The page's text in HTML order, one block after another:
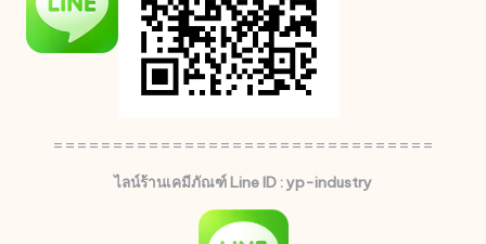
================================
ไลน์ร้านเคมีภัณฑ์ Line ID : yp-industry